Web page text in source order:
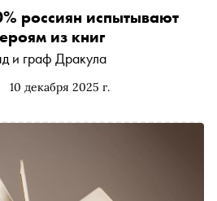
10 декабря 2025 г.
россиян испытывают
из книг
и граф Дракула